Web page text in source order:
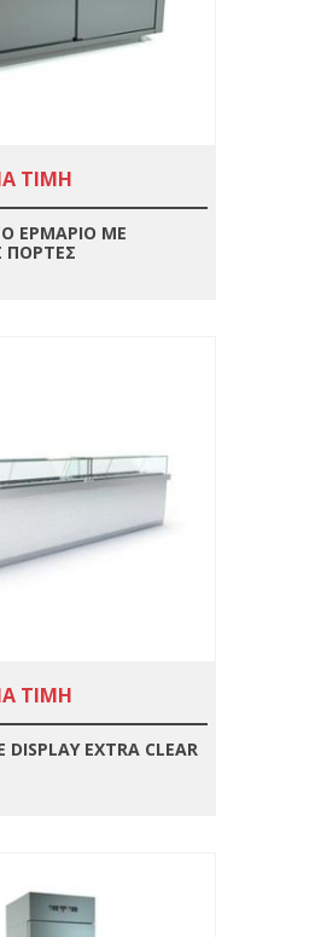
ΤΙΜΗ
ΕΡΜΑΡΙΟ ΜΕ
ΠΟΡΤΕΣ
ΤΙΜΗ
DISPLAY EXTRA CLEAR